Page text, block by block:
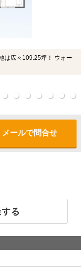
は広々109.25坪！ ウォー
メールで問合せ